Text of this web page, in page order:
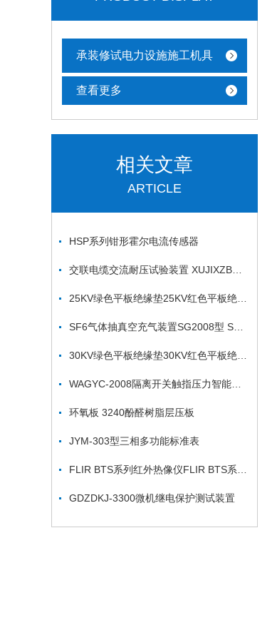
承装修试电力设施施工机具
查看更多
相关文章
ARTICLE
HSP系列钳形霍尔电流传感器
环氧板 3240酚醛树脂层压板
JYM-303型三相多功能标准表
GDZDKJ-3300微机继电保护测试装置